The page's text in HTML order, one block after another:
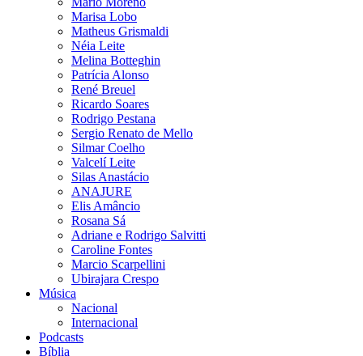
Marisa Lobo
Matheus Grismaldi
Néia Leite
Melina Botteghin
Patrícia Alonso
René Breuel
Ricardo Soares
Rodrigo Pestana
Sergio Renato de Mello
Silmar Coelho
Valcelí Leite
Silas Anastácio
ANAJURE
Elis Amâncio
Rosana Sá
Adriane e Rodrigo Salvitti
Caroline Fontes
Marcio Scarpellini
Ubirajara Crespo
Música
Nacional
Internacional
Podcasts
Bíblia